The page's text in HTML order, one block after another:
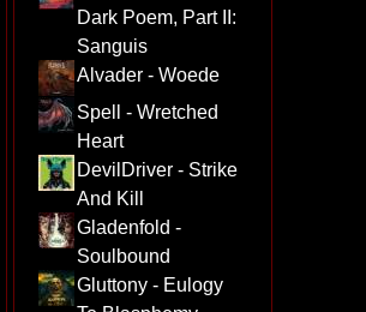
Dark Poem, Part II:
Sanguis
Alvader - Woede
Spell - Wretched
Heart
DevilDriver - Strike
And Kill
Gladenfold -
Soulbound
Gluttony - Eulogy